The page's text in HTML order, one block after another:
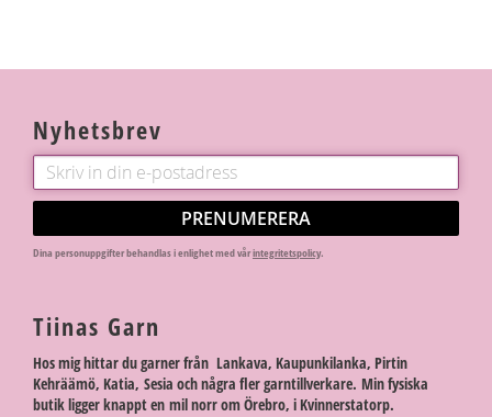
Nyhetsbrev
PRENUMERERA
Dina personuppgifter behandlas i enlighet med vårintegritetspolicy.
Tiinas Garn
Hos mig hittar du garner från Lankava, Kaupunkilanka, Pirtin
Kehräämö, Katia, Sesia och några fler garntillverkare. Min fysiska
butik ligger knappt en mil norr om Örebro, i Kvinnerstatorp.